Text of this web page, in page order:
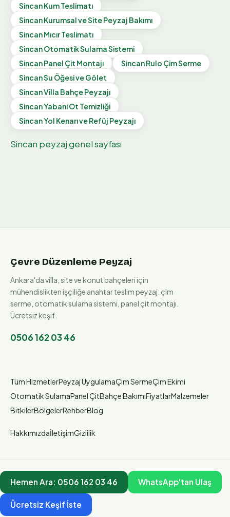
SincanKum Teslimatı
SincanKurumsal ve Site Peyzaj Bakımı
SincanMıcır Teslimatı
SincanOtomatik Sulama Sistemi
SincanPanel Çit Montajı SincanRulo Çim Serme
SincanSu Öğesi ve Gölet
SincanVilla Bahçe Peyzajı
SincanYabani Ot Temizliği
SincanYol Kenarı ve Refüj Peyzajı
Sincan peyzaj genel sayfası
Çevre Düzenleme Peyzaj
Ankara'da villa, site ve konut bahçeleri için
mühendislikten işçiliğe anahtar teslim peyzaj: çim
serme, otomatik sulama sistemi, panel çit montajı.
Ücretsiz keşif.
0506 162 03 46
Tüm HizmetlerPeyzaj UygulamaÇim SermeÇim Ekimi
Otomatik SulamaPanel ÇitBahçe BakımıFiyatlarMalzemeler
BitkilerBölgelerRehberBlog
HakkımızdaİletişimGizlilik
Hemen Ara: 0506 162 03 46 WhatsApp'tan Ulaş
Ücretsiz Keşif İste